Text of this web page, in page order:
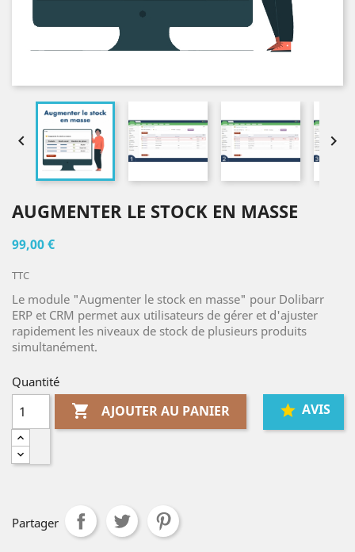
 
AUGMENTER LE STOCK EN MASSE
99,00 €
TTC
Le module "Augmenter le stock en masse" pour Dolibarr
ERP et CRM permet aux utilisateurs de gérer et d'ajuster
rapidement les niveaux de stock de plusieurs produits
simultanément.
Quantité
 AJOUTER AU PANIER AVIS
Partager